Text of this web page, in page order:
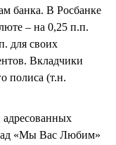
банка. В Росбанке
– на 0,25 п.п.
для своих
Вкладчики
полиса (т.н.
«Мы Вас Любим»